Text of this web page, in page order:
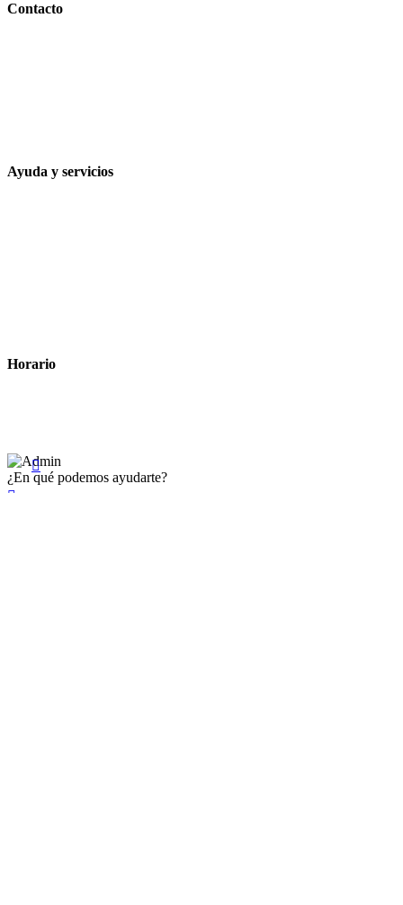
Contacto
Ayuda y servicios
Horario
¿En qué podemos ayudarte?

